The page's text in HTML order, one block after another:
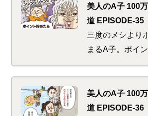
りではいられな
ブはワンランク
クお得なものを
いるのだ。技を
美人のA子 100
道 EPISODE-35
三度のメシより
まるA子。ポイ
活の中心になり
「ポイントを貯
と」自体に没頭
り憑かれてしま
美人のA子 100
道 EPISODE-36